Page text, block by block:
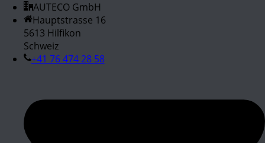
AUTECO GmbH
Hauptstrasse 16
5613 Hilfikon
Schweiz
+41 76 474 28 58